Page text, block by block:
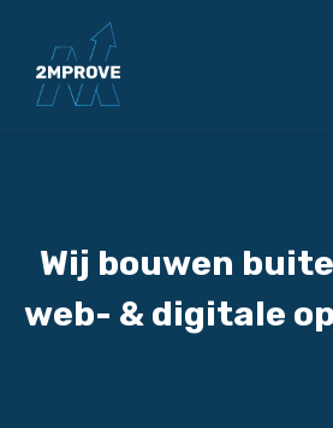
Wij bouwen
web- & digitale